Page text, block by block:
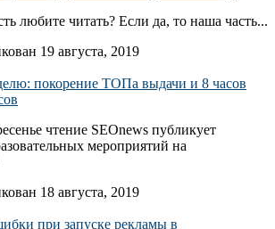
любите читать? Если да, то наша часть...
19 августа, 2019
покорение ТОПа выдачи и 8 часов
чтение SEOnews публикует
мероприятий на
18 августа, 2019
при запуске рекламы в